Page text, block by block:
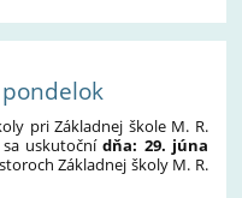
pri Základnej škole M. R.
sa uskutočnídňa: 29. júna
Základnej školy M. R.